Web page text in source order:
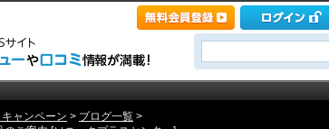
ャンペーン > ブログ一覧 >